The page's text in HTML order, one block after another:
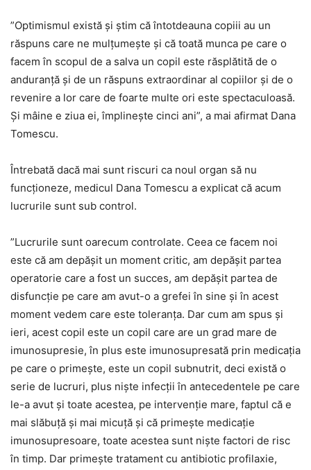
”Optimismul există şi ştim că întotdeauna copiii au un
răspuns care ne mulţumeşte şi că toată munca pe care o
facem în scopul de a salva un copil este răsplătită de o
anduranţă şi de un răspuns extraordinar al copiilor şi de o
revenire a lor care de foarte multe ori este spectaculoasă.
Şi mâine e ziua ei, împlineşte cinci ani”, a mai afirmat Dana
Tomescu.
Întrebată dacă mai sunt riscuri ca noul organ să nu
funcţioneze, medicul Dana Tomescu a explicat că acum
lucrurile sunt sub control.
”Lucrurile sunt oarecum controlate. Ceea ce facem noi
este că am depăşit un moment critic, am depăşit partea
operatorie care a fost un succes, am depăşit partea de
disfuncţie pe care am avut-o a grefei în sine şi în acest
moment vedem care este toleranţa. Dar cum am spus şi
ieri, acest copil este un copil care are un grad mare de
imunosupresie, în plus este imunosupresată prin medicaţia
pe care o primeşte, este un copil subnutrit, deci există o
serie de lucruri, plus nişte infecţii în antecedentele pe care
le-a avut şi toate acestea, pe intervenţie mare, faptul că e
mai slăbuţă şi mai micuţă şi că primeşte medicaţie
imunosupresoare, toate acestea sunt nişte factori de risc
în timp. Dar primeşte tratament cu antibiotic profilaxie,